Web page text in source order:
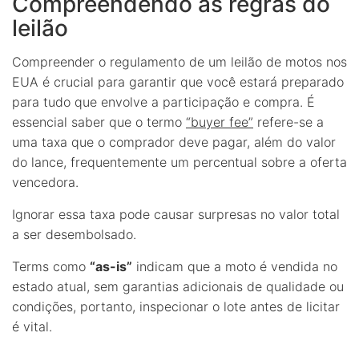
leilão
Compreender o regulamento de um leilão de motos nos
EUA é crucial para garantir que você estará preparado
para tudo que envolve a participação e compra. É
essencial saber que o termo “buyer fee” refere-se a
uma taxa que o comprador deve pagar, além do valor
do lance, frequentemente um percentual sobre a oferta
vencedora.
Ignorar essa taxa pode causar surpresas no valor total
a ser desembolsado.
Terms como “as-is” indicam que a moto é vendida no
estado atual, sem garantias adicionais de qualidade ou
condições, portanto, inspecionar o lote antes de licitar
é vital.